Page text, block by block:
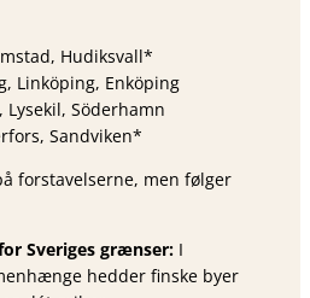
Hudiksvall*
Linköping, Enköping
Lysekil, Söderhamn
Sandviken*
forstavelserne, men følger
Sveriges grænser: I
hedder finske byer